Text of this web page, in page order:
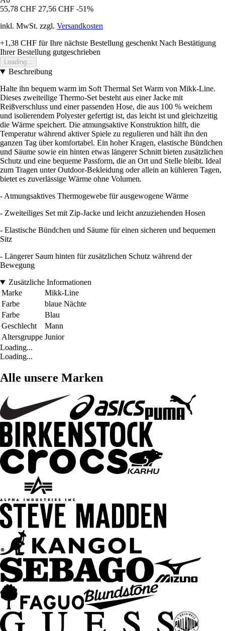
55,78 CHF 27,56 CHF -51%
inkl. MwSt. zzgl. Versandkosten
+1,38 CHF für Ihre nächste Bestellung geschenkt Nach Bestätigung
Ihrer Bestellung gutgeschrieben
Loading...
Beschreibung
Halte ihn bequem warm im Soft Thermal Set Warm von Mikk-Line.
Dieses zweiteilige Thermo-Set besteht aus einer Jacke mit
Reißverschluss und einer passenden Hose, die aus 100 % weichem
und isolierendem Polyester gefertigt ist, das leicht ist und gleichzeitig
die Wärme speichert. Die atmungsaktive Konstruktion hilft, die
Temperatur während aktiver Spiele zu regulieren und hält ihn den
ganzen Tag über komfortabel. Ein hoher Kragen, elastische Bündchen
und Säume sowie ein hinten etwas längerer Schnitt bieten zusätzlichen
Schutz und eine bequeme Passform, die an Ort und Stelle bleibt. Ideal
zum Tragen unter Outdoor-Bekleidung oder allein an kühleren Tagen,
bietet es zuverlässige Wärme ohne Volumen.
- Atmungsaktives Thermogewebe für ausgewogene Wärme
- Zweiteiliges Set mit Zip-Jacke und leicht anzuziehenden Hosen
- Elastische Bündchen und Säume für einen sicheren und bequemen
Sitz
- Längerer Saum hinten für zusätzlichen Schutz während der
Bewegung
Zusätzliche Informationen
Marke
Mikk-Line
Farbe
blaue Nächte
Farbe
Blau
Geschlecht
Mann
Altersgruppe Junior
Loading...
Loading...
Alle unsere Marken